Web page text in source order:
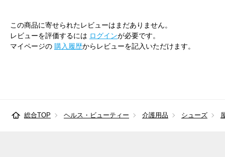
この商品に寄せられたレビューはまだありません。
レビューを評価するには ログインが必要です。
マイページの 購入履歴からレビューを記入いただけます。
総合TOP ヘルス・ビューティー 介護用品 シューズ